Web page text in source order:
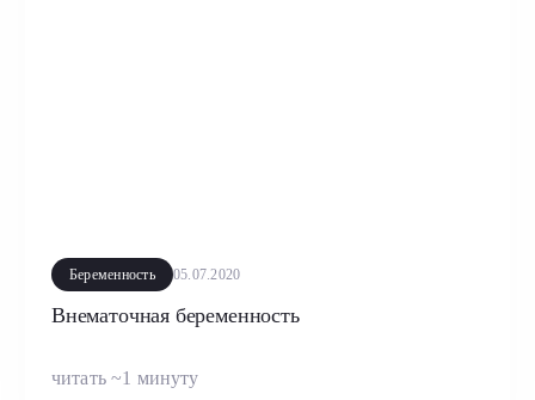
Беременность 05.07.2020
Внематочная беременность
читать ~1 минуту